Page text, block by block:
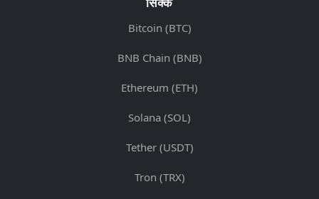
Bitcoin (BTC)
BNB Chain (BNB)
Ethereum (ETH)
Solana (SOL)
Tether (USDT)
Tron (TRX)